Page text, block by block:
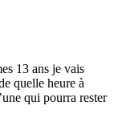
13 ans je vais
quelle heure à
qui pourra rester